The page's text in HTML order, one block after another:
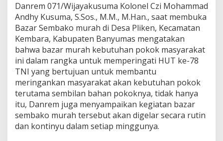
S
e
m
b
a
k
o
M
u
r
h
Danrem 071/Wijayakusuma Kolonel Czi Mohammad
Andhy Kusuma, S.Sos., M.M., M.Han., saat membuka
Bazar Sembako murah di Desa Pliken, Kecamatan
Kembara, Kabupaten Banyumas mengatakan
bahwa bazar murah kebutuhan pokok masyarakat
ini dalam rangka untuk memperingati HUT ke-78
TNI yang bertujuan untuk membantu
meringankan masyarakat akan kebutuhan pokok
terutama sembilan bahan pokoknya, tidak hanya
itu, Danrem juga menyampaikan kegiatan bazar
sembako murah tersebut akan digelar secara rutin
dan kontinyu dalam setiap minggunya.